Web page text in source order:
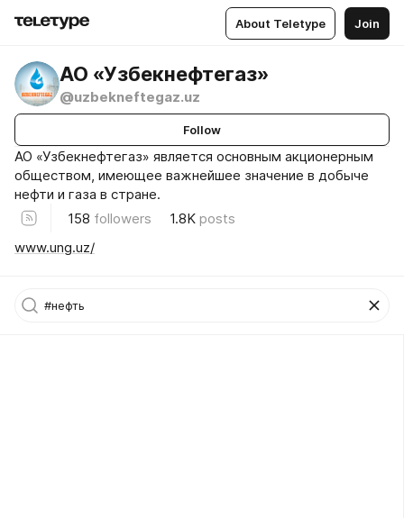
About Teletype Join
АО «Узбекнефтегаз»
@uzbekneftegaz.uz
Follow
АО «Узбекнефтегаз» является основным акционерным
обществом, имеющее важнейшее значение в добыче
нефти и газа в стране.
158 followers 1.8K posts
www.ung.uz/